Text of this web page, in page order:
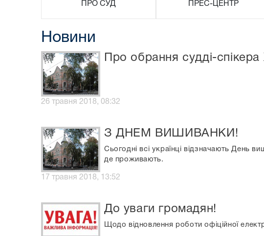
ПРО СУД ПРЕС-ЦЕНТР
Новини
Про обрання судді-спікера
26 травня 2018, 08:32
З ДНЕМ ВИШИВАНКИ!
Сьогодні всі українці відзначають День
де проживають.
17 травня 2018, 13:52
До уваги громадян!
Щодо відновлення роботи офіційної